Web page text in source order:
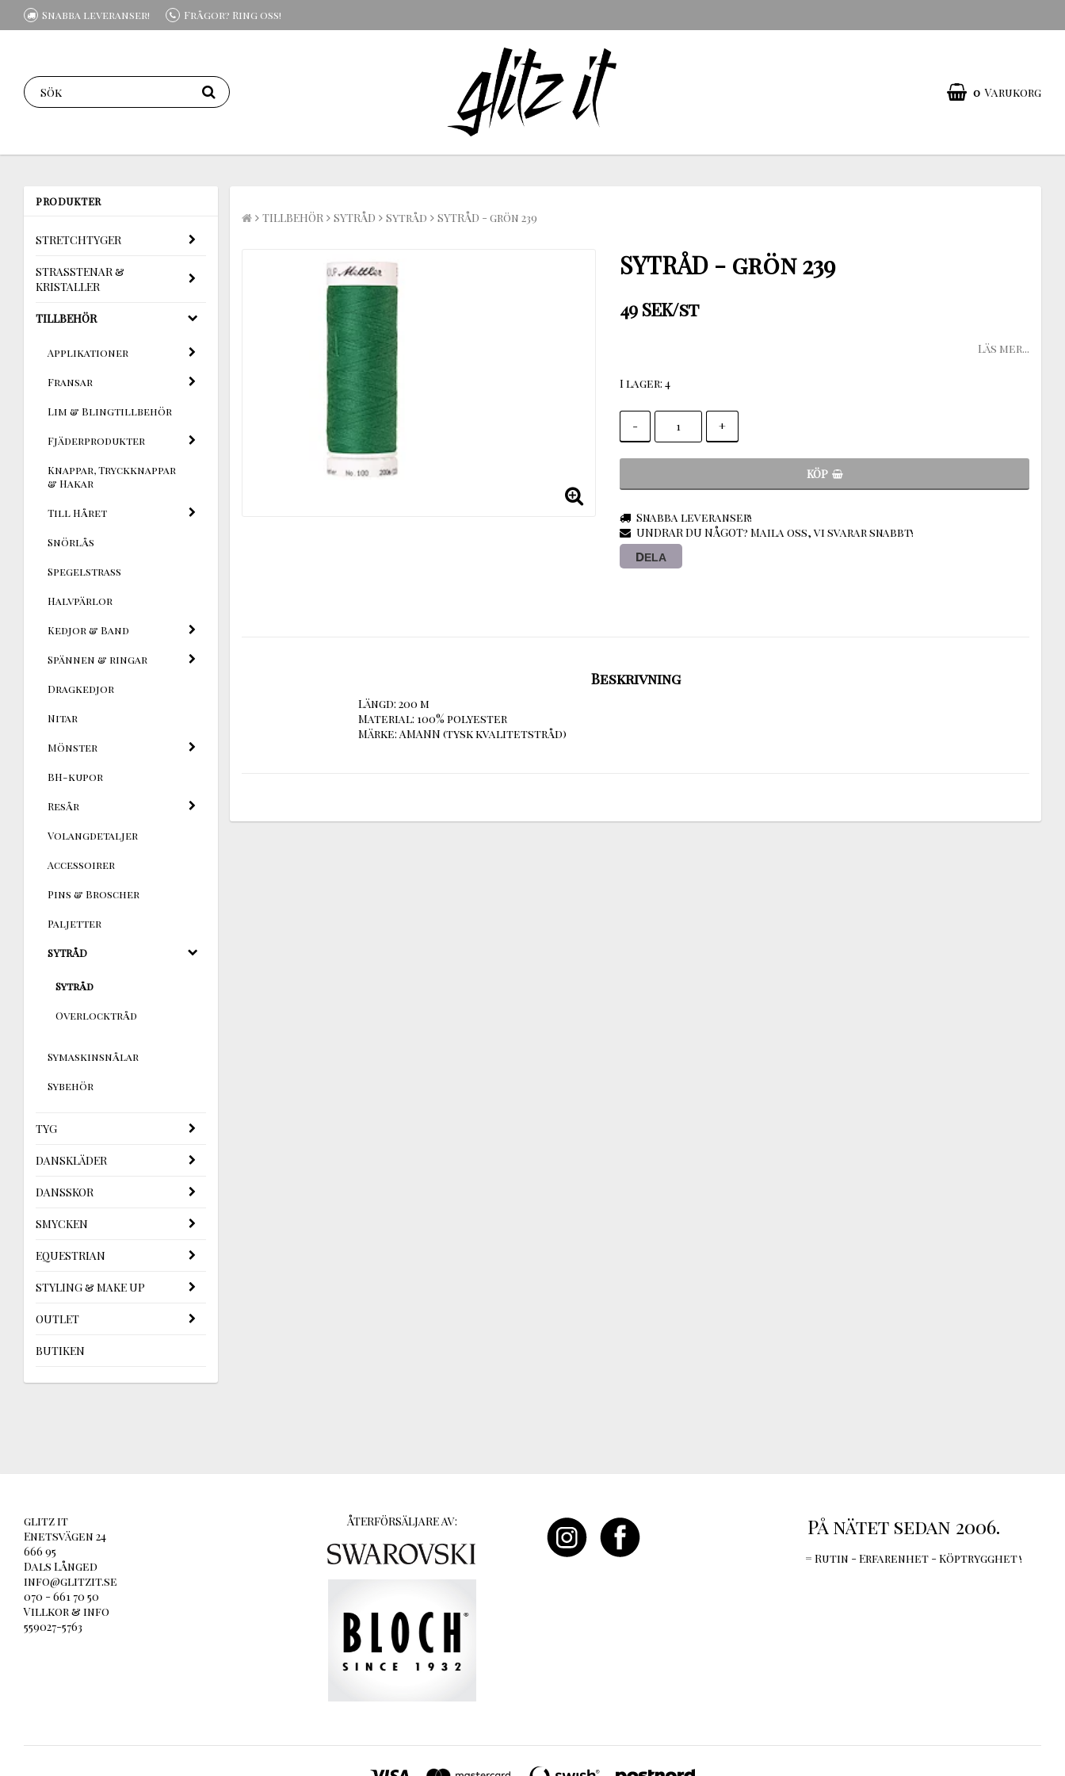
Snabba leveranser! Frågor? Ring oss!
0 Varukorg
PRODUKTER
STRETCHTYGER
STRASSTENAR &
KRISTALLER
TILLBEHÖR
Applikationer
Fransar
Lim & Blingtillbehör
Fjäderprodukter
Knappar, Tryckknappar
& Hakar
Till Håret
Snörlås
Spegelstrass
Halvpärlor
Kedjor & Band
Spännen & ringar
Dragkedjor
Nitar
Mönster
BH-kupor
Resår
Volangdetaljer
Accessoirer
Pins & Broscher
Paljetter
SYTRÅD
Sytråd
Overlocktråd
Symaskinsnålar
Sybehör
TYG
DANSKLÄDER
DANSSKOR
SMYCKEN
EQUESTRIAN
STYLING & MAKE UP
OUTLET
BUTIKEN
TILLBEHÖR SYTRÅD Sytråd SYTRÅD - grön 239
SYTRÅD - grön 239
49 SEK/st
Läs mer...
I lager: 4
- +
KÖP
Snabba leveranser!
UNDRAR DU NÅGOT? Maila oss, vi svarar snabbt!
DELA
Beskrivning
Längd: 200 m
Material: 100% polyester
Märke: AMANN (tysk kvalitetstråd)
glitz it
Enetsvägen 24
666 95
Dals Långed
info@glitzit.se
070 - 661 70 50
Villkor & info
559027-5763
ÅTERFÖRSÄLJARE AV: På nätet sedan 2006.
= Rutin - Erfarenhet - Köptrygghet !